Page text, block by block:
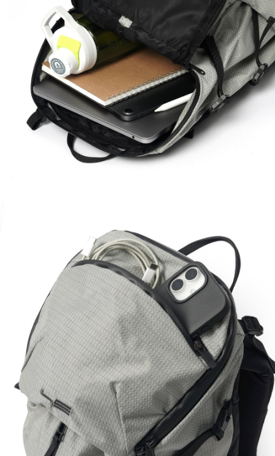
易，需依本服務之必要範圍內提供個人資料，並將交易相關給付款項請求債
權轉讓予恩沛科技股份有限公司。
２．關於個人資料處理事宜，請瀏覽以下網址：
https://aftee.tw/terms/#terms3
３．未成年的使用者請事先徵得法定代理人或監護人之同意方可使用
「AFTEE先享後付」，若未經同意申辦者引起之損失，本公司不負相關責
４．使用「AFTEE先享後付」時，將依據個別帳號之用戶狀況，依本公司即
時審查核予不同之上限額度；若仍有額度不足之情形，本公司將視審查結果
請求用戶進行身份認證。
５．嚴禁一人註冊多個帳號或使用他人資訊註冊。若發現惡意使用之情形，
恩沛科技股份有限公司將有權停止該用戶之使用額度並採取法律行動。